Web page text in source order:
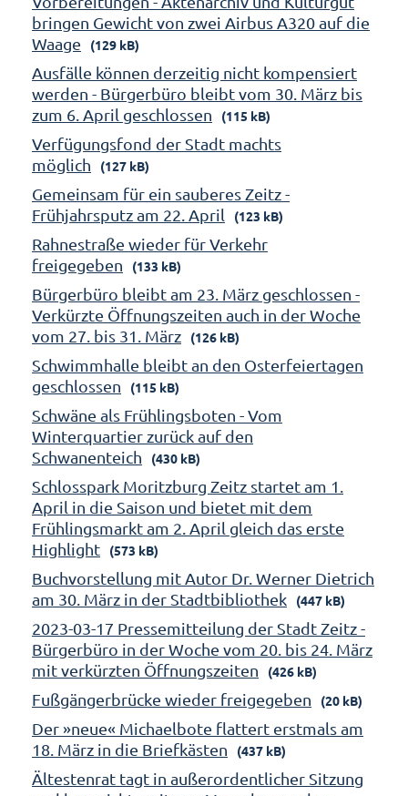
bringen Gewicht von zwei Airbus A320 auf die
Waage
(129 kB)
Ausfälle können derzeitig nicht kompensiert
werden - Bürgerbüro bleibt vom 30. März bis
zum 6. April geschlossen
(115 kB)
Verfügungsfond der Stadt machts
möglich
(127 kB)
Gemeinsam für ein sauberes Zeitz -
Frühjahrsputz am 22. April
(123 kB)
Rahnestraße wieder für Verkehr
freigegeben
(133 kB)
Bürgerbüro bleibt am 23. März geschlossen -
Verkürzte Öffnungszeiten auch in der Woche
vom 27. bis 31. März
(126 kB)
Schwimmhalle bleibt an den Osterfeiertagen
geschlossen
(115 kB)
Schwäne als Frühlingsboten - Vom
Winterquartier zurück auf den
Schwanenteich
(430 kB)
Schlosspark Moritzburg Zeitz startet am 1.
April in die Saison und bietet mit dem
Frühlingsmarkt am 2. April gleich das erste
Highlight
(573 kB)
Buchvorstellung mit Autor Dr. Werner Dietrich
am 30. März in der Stadtbibliothek
(447 kB)
2023-03-17 Pressemitteilung der Stadt Zeitz -
Bürgerbüro in der Woche vom 20. bis 24. März
mit verkürzten Öffnungszeiten
(426 kB)
Fußgängerbrücke wieder freigegeben (20 kB)
Der »neue« Michaelbote flattert erstmals am
18. März in die Briefkästen
(437 kB)
Ältestenrat tagt in außerordentlicher Sitzung